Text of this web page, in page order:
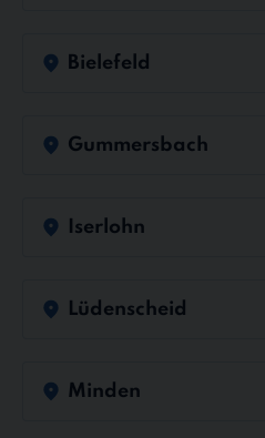
Bielefeld
Gummersbach
Iserlohn
Lüdenscheid
Minden